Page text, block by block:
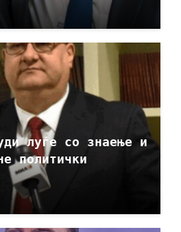
луѓе со знаење и
политички